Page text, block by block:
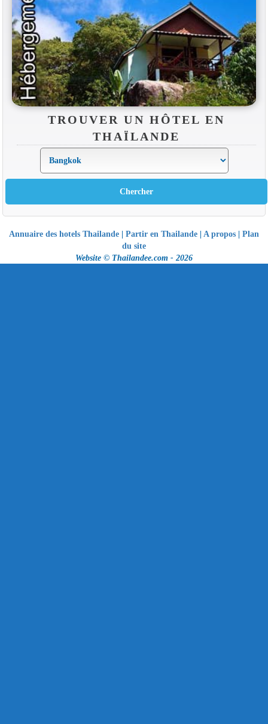
TROUVER UN HÔTEL EN
THAÏLANDE
Annuaire des hotels Thailande | Partir en Thailande | A propos | Plan
du site
Website © Thailandee.com - 2026